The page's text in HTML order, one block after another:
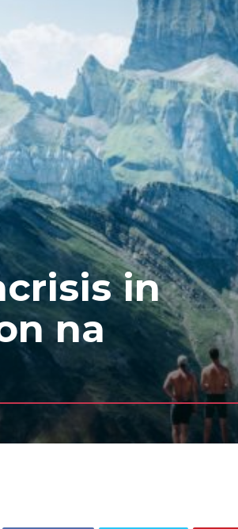
in
na